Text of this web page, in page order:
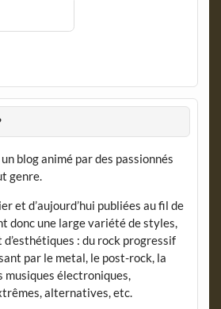
blog animé par des passionnés
genre.
et d’aujourd’hui publiées au fil de
donc une large variété de styles,
d’esthétiques : du rock progressif
par le metal, le post-rock, la
musiques électroniques,
alternatives, etc.